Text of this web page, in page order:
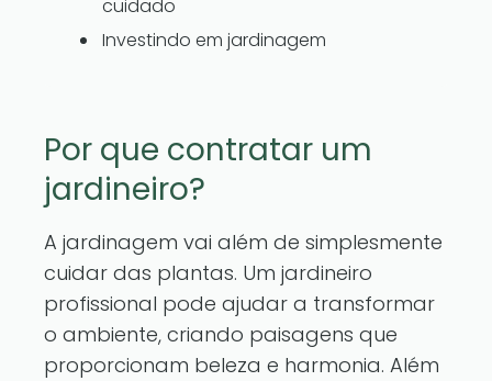
cuidado
Investindo em jardinagem
Por que contratar um
jardineiro?
A jardinagem vai além de simplesmente
cuidar das plantas. Um jardineiro
profissional pode ajudar a transformar
o ambiente, criando paisagens que
proporcionam beleza e harmonia. Além